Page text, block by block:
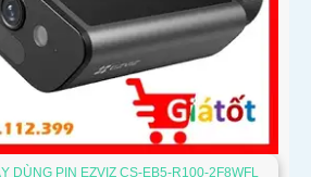
DÙNG PIN EZVIZ CS-EB5-R100-2F8WFL